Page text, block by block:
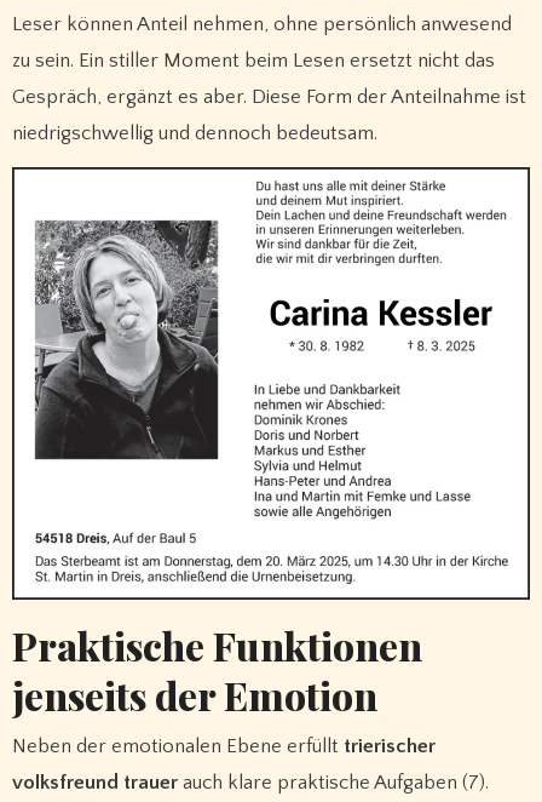
Leser können Anteil nehmen, ohne persönlich anwesend
zu sein. Ein stiller Moment beim Lesen ersetzt nicht das
Gespräch, ergänzt es aber. Diese Form der Anteilnahme ist
niedrigschwellig und dennoch bedeutsam.
Praktische Funktionen
jenseits der Emotion
Neben der emotionalen Ebene erfüllt trierischer
volksfreund trauerauch klare praktische Aufgaben (7).